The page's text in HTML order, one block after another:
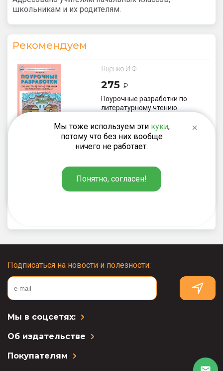
школьникам и их родителям.
Рекомендуем
Яценко И.Ф.
275 ₽
Поурочные разработки по
литературному чтению
класс. К УМК О.М.
Александровой
187
Литературное чтение на родном
русском языке. 4 класс: рабочая
Подписаться на новости и полезности:
Мы в соцсетях:
Об издательстве
Покупателям
Мы тоже используем эти куки,
потому что без них вообще
ничего не работает.
Понятно, согласен!